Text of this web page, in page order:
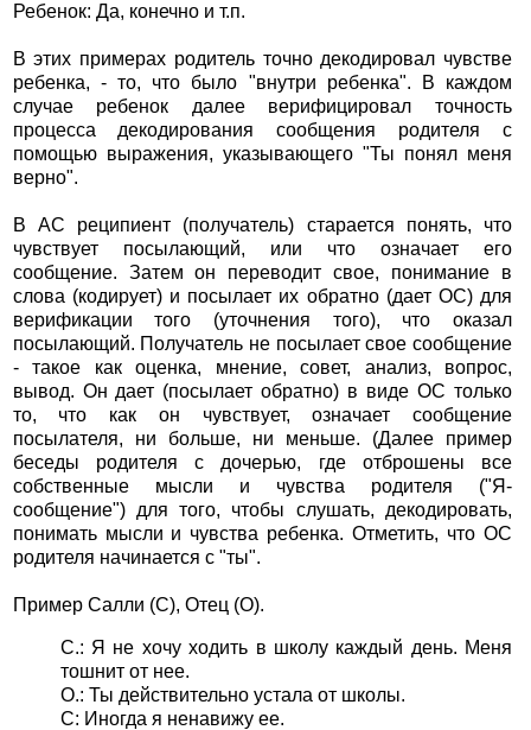
Ребенок: Да, конечно и т.п.
В этих примерах родитель точно декодировал чувстве
ребенка, - то, что было "внутри ребенка". В каждом
случае ребенок далее верифицировал точность
процесса декодирования сообщения родителя с
помощью выражения, указывающего "Ты понял меня
верно".
В АС реципиент (получатель) старается понять, что
чувствует посылающий, или что означает его
сообщение. Затем он переводит свое, понимание в
слова (кодирует) и посылает их обратно (дает ОС) для
верификации того (уточнения того), что оказал
посылающий. Получатель не посылает свое сообщение
- такое как оценка, мнение, совет, анализ, вопрос,
вывод. Он дает (посылает обратно) в виде ОС только
то, что как он чувствует, означает сообщение
посылателя, ни больше, ни меньше. (Далее пример
беседы родителя с дочерью, где отброшены все
собственные мысли и чувства родителя ("Я-
сообщение") для того, чтобы слушать, декодировать,
понимать мысли и чувства ребенка. Отметить, что ОС
родителя начинается с "ты".
Пример Салли (С), Отец (О).
С.: Я не хочу ходить в школу каждый день. Меня
тошнит от нее.
О.: Ты действительно устала от школы.
С: Иногда я ненавижу ее.